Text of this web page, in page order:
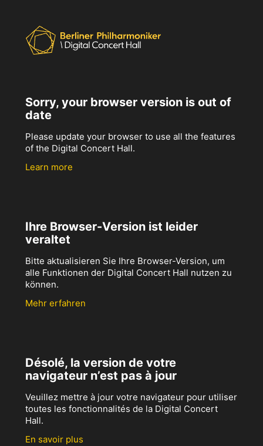
Sorry, your browser version is out of
date
Please update your browser to use all the features
of the Digital Concert Hall.
Learn more
Ihre Browser-Version ist leider
veraltet
Bitte aktualisieren Sie Ihre Browser-Version, um
alle Funktionen der Digital Concert Hall nutzen zu
können.
Mehr erfahren
Désolé, la version de votre
navigateur n’est pas à jour
Veuillez mettre à jour votre navigateur pour utiliser
toutes les fonctionnalités de la Digital Concert
Hall.
En savoir plus